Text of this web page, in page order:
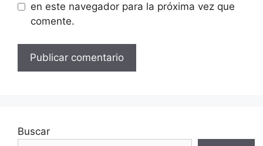
en este navegador para la próxima vez que
comente.
Buscar